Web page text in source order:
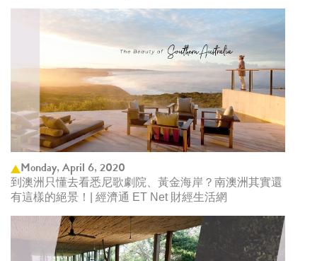
Monday, April 6, 2020
到澳洲只懂去看悉尼歌劇院、黃金海岸？南澳洲其實還
有這樣的絕景！| 經濟通 ET Net 財經生活網